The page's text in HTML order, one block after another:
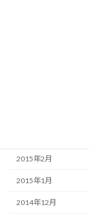
2015年2月
2015年1月
2014年12月